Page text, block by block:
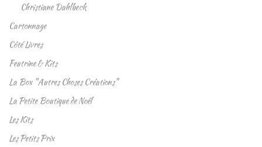
Christiane Dahlbeck
Cartonnage
Côté Livres
Feutrine & Kits
La Box "Autres Choses Créations"
La Petite Boutique de Noël
Les Kits
Les Petits Prix